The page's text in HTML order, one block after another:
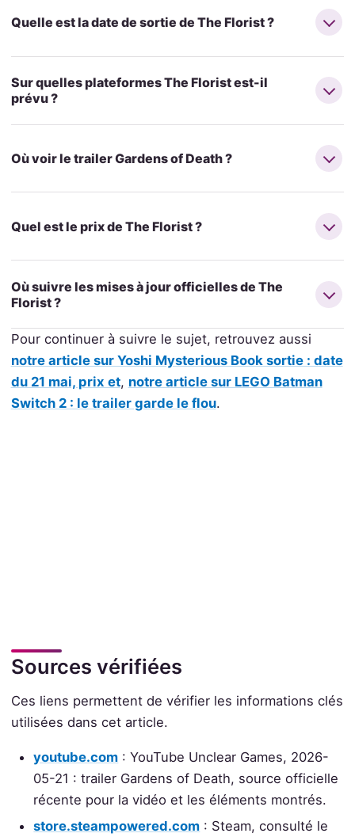
Quelle est la date de sortie de The Florist ?
Sur quelles plateformes The Florist est-il
prévu ?
Où voir le trailer Gardens of Death ?
Quel est le prix de The Florist ?
Où suivre les mises à jour officielles de The
Florist ?
Pour continuer à suivre le sujet, retrouvez aussi
notre article sur Yoshi Mysterious Book sortie : date
du 21 mai, prix et, notre article sur LEGO Batman
Switch 2 : le trailer garde le flou.
Sources vérifiées
Ces liens permettent de vérifier les informations clés
utilisées dans cet article.
youtube.com : YouTube Unclear Games, 2026-
05-21 : trailer Gardens of Death, source officielle
récente pour la vidéo et les éléments montrés.
store.steampowered.com : Steam, consulté le